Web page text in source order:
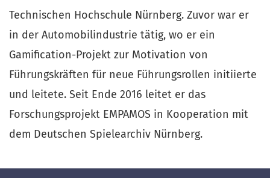
Technischen Hochschule Nürnberg. Zuvor war er
in der Automobilindustrie tätig, wo er ein
Gamification-Projekt zur Motivation von
Führungskräften für neue Führungsrollen initiierte
und leitete. Seit Ende 2016 leitet er das
Forschungsprojekt EMPAMOS in Kooperation mit
dem Deutschen Spielearchiv Nürnberg.